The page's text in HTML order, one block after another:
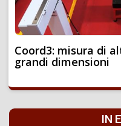
Coord3: misura di
grandi dimensioni
IN